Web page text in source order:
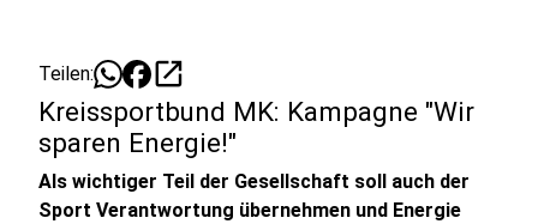
Teilen: open_in_new
Kreissportbund MK: Kampagne "Wir
sparen Energie!"
Als wichtiger Teil der Gesellschaft soll auch der
Sport Verantwortung übernehmen und Energie